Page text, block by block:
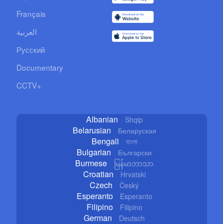
Français
العربية
Русский
Documentary
CCTV+
Albanian Shqip
Belarusian Беларуская
Bengali বাংলা
Bulgarian Български
Burmese မြန်မာဘာသာ
Croatian Hrvatski
Czech Český
Esperanto Esperanto
Filipino Filipino
German Deutsch